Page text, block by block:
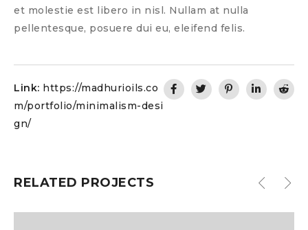
et molestie est libero in nisl. Nullam at nulla
pellentesque, posuere dui eu, eleifend felis.
Link: https://madhurioils.co
m/portfolio/minimalism-desi
gn/
RELATED PROJECTS